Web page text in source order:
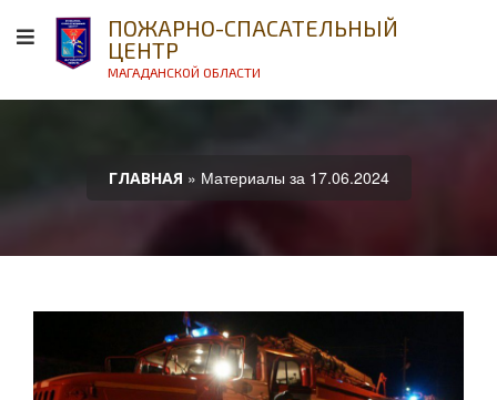
ПОЖАРНО-СПАСАТЕЛЬНЫЙ
ЦЕНТР
МАГАДАНСКОЙ ОБЛАСТИ
ГЛАВНАЯ » Материалы за 17.06.2024